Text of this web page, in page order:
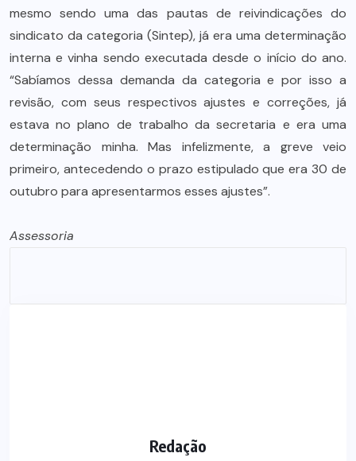
mesmo sendo uma das pautas de reivindicações do
sindicato da categoria (Sintep), já era uma determinação
interna e vinha sendo executada desde o início do ano.
“Sabíamos dessa demanda da categoria e por isso a
revisão, com seus respectivos ajustes e correções, já
estava no plano de trabalho da secretaria e era uma
determinação minha. Mas infelizmente, a greve veio
primeiro, antecedendo o prazo estipulado que era 30 de
outubro para apresentarmos esses ajustes”.
Assessoria
Redação